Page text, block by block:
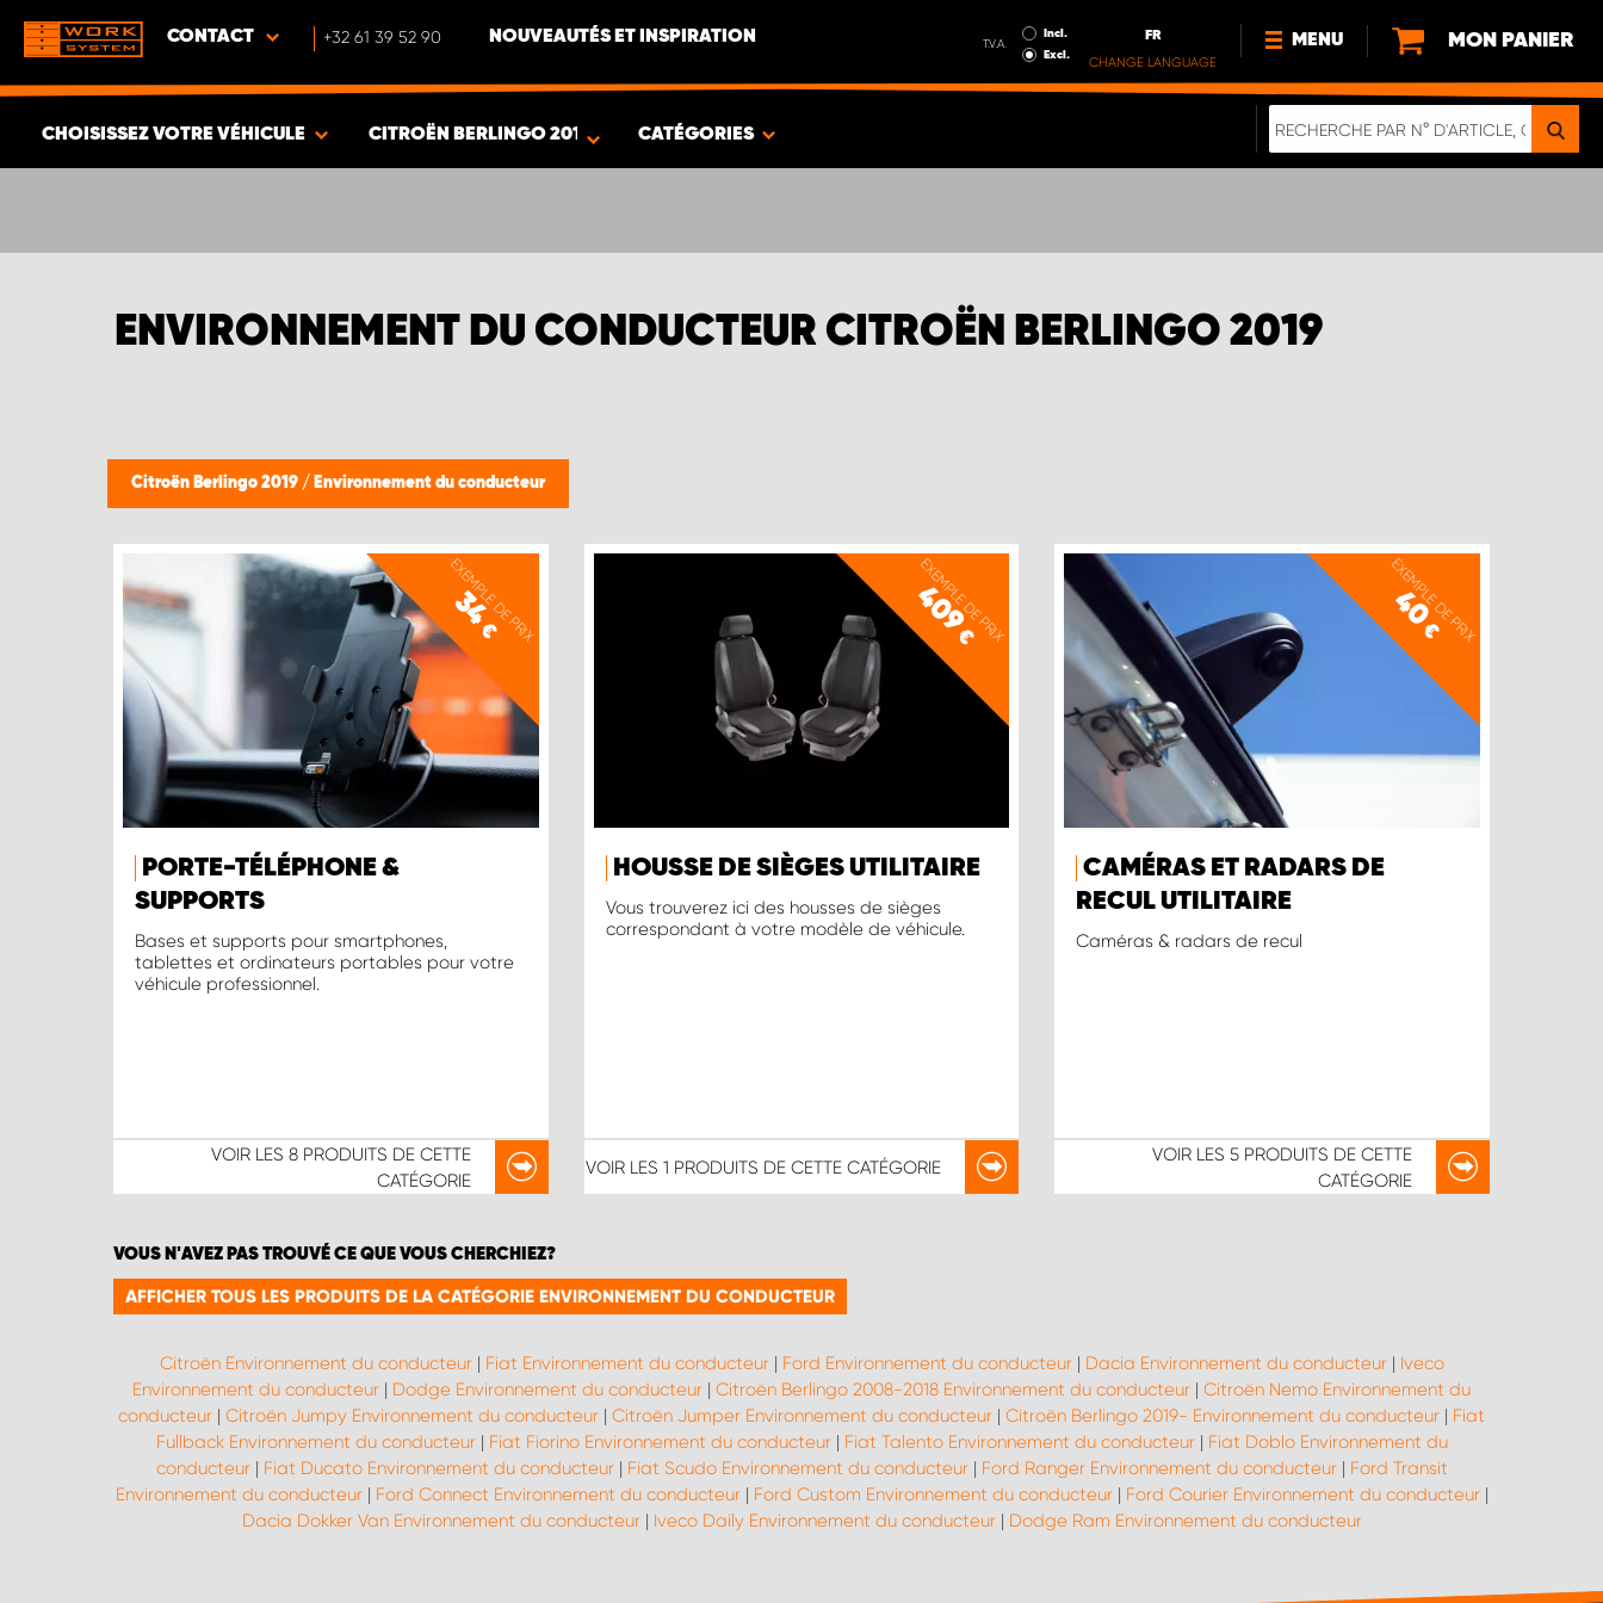
CONTACT +32 61 39 52 90 NOUVEAUTÉS ET INSPIRATION T.V.A.
Incl.
Excl.
FR
CHANGE LANGUAGE
MENU
NOUVEAUTÉS
MON PANIER
CHOISISSEZ VOTRE VÉHICULE CITROËN BERLINGO 2019 CATÉGORIES
ENVIRONNEMENT DU CONDUCTEUR CITROËN BERLINGO 2019
Citroën Berlingo 2019 / Environnement du conducteur
EXEMPLE DE PRIX
34
€
PORTE-TÉLÉPHONE &
SUPPORTS
Bases et supports pour smartphones,
tablettes et ordinateurs portables pour votre
véhicule professionnel.
VOIR LES 8 PRODUITS DE CETTE
CATÉGORIE
EXEMPLE DE PRIX
409
€
HOUSSE DE SIÈGES UTILITAIRE
Vous trouverez ici des housses de sièges
correspondant à votre modèle de véhicule.
VOIR LES1 PRODUITS DE CETTE CATÉGORIE
EXEMPLE DE PRIX
40
€
CAMÉRAS ET RADARS DE
RECUL UTILITAIRE
Caméras & radars de recul
VOIR LES5 PRODUITS DE CETTE
CATÉGORIE
VOUS N'AVEZ PAS TROUVÉ CE QUE VOUS CHERCHIEZ?
AFFICHER TOUS LES PRODUITS DE LA CATÉGORIE ENVIRONNEMENT DU CONDUCTEUR
Citroën Environnement du conducteur| Fiat Environnement du conducteur| Ford Environnement du conducteur| Dacia Environnement du conducteur| Iveco
Environnement du conducteur | Dodge Environnement du conducteur | Citroën Berlingo 2008-2018 Environnement du conducteur | Citroën Nemo Environnement du
conducteur | Citroën Jumpy Environnement du conducteur | Citroën Jumper Environnement du conducteur | Citroën Berlingo 2019- Environnement du conducteur | Fiat
Fullback Environnement du conducteur| Fiat Fiorino Environnement du conducteur| Fiat Talento Environnement du conducteur| Fiat Doblo Environnement du
conducteur| Fiat Ducato Environnement du conducteur| Fiat Scudo Environnement du conducteur| Ford Ranger Environnement du conducteur| Ford Transit
Environnement du conducteur| Ford Connect Environnement du conducteur| Ford Custom Environnement du conducteur| Ford Courier Environnement du conducteur|
Dacia Dokker Van Environnement du conducteur| Iveco Daily Environnement du conducteur| Dodge Ram Environnement du conducteur